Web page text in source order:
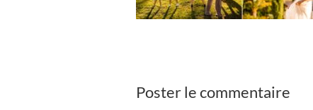
Poster le commentaire